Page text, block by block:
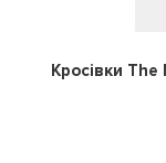
Кросівки